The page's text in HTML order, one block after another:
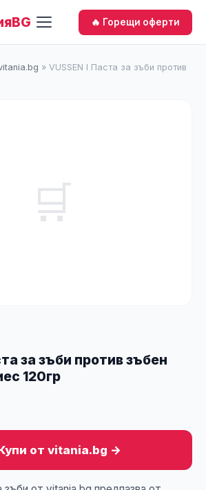
🔥 Горещи оферти
» VUSSEN I Паста за зъби против
🛒
за зъби против зъбен
120гр
от vitania.bg →